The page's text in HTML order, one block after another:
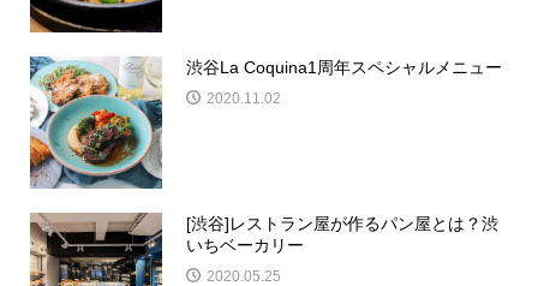
渋谷La Coquina1周年スペシャルメニュー
2020.11.02
[渋谷]レストラン屋が作るパン屋とは？渋
いちベーカリー
2020.05.25